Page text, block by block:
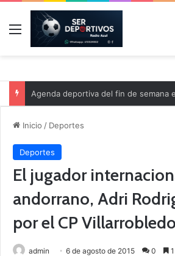
Menú
Agenda deportiva del fin de semana
Inicio / Deportes
Deportes
El jugador
andorrano, Adri
por el CP Villarrobledo
admin 6 de agosto de 2015 0